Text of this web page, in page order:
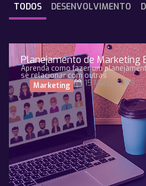
DESENVOLVIMENTO
TODOS
Planejamento de Marketing
Aprenda como fazer um
se relacionar com outras
Marketing
15 Março, 2019